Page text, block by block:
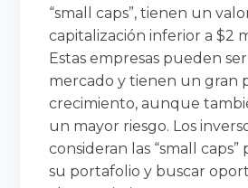
“small caps”, tienen un
capitalización inferior a $2
Estas empresas pueden
mercado y tienen un gran
crecimiento, aunque
un mayor riesgo. Los
consideran las “small caps”
su portafolio y buscar